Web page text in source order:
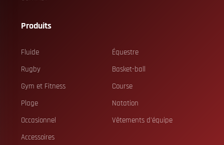
Produits
Fluide
Équestre
Rugby
Basket-ball
Gym et Fitness
Course
Plage
Natation
Occasionnel
Vêtements d'équipe
Accessoires